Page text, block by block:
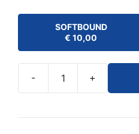
SOFTBOUND
€ 10,00
-
a
+